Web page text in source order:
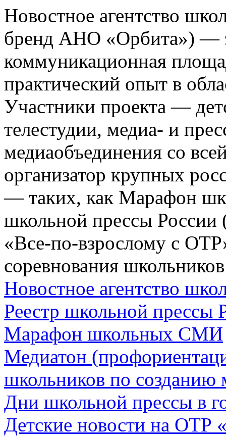
Новостное агентство
бренд АНО «Орбита») —
коммуникационная
практический опыт в
Участники проекта —
телестудии, медиа- и
медиаобъединения со
организатор крупных
— таких, как Марафон
школьной прессы России
«Все-по-взрослому с
соревнования
Новостное агентство
Реестр школьной прессы
Марафон школьных СМИ
Медиатон
школьников по созданию
Дни школьной прессы в
Детские новости на ОТР